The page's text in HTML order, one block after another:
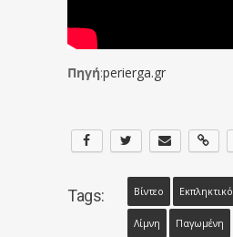
Πηγή:perierga.gr
Tags: Βίντεο Εκπληκτικό
Λίμνη Παγωμένη